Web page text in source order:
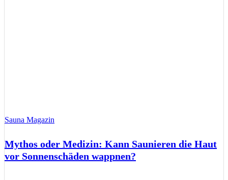
Sauna Magazin
Mythos oder Medizin: Kann Saunieren die Haut
vor Sonnenschäden wappnen?